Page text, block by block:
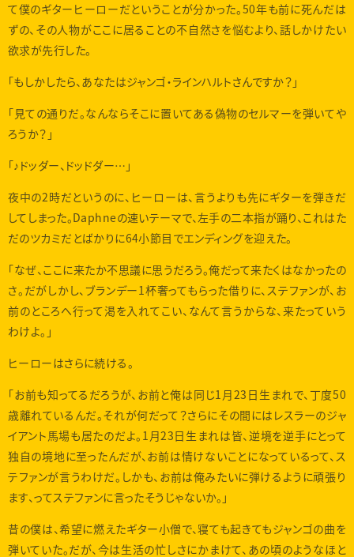
て僕のギターヒーローだということが分かった。50年も前に死んだは
ずの、その人物がここに居ることの不自然さを悩むより、話しかけたい
欲求が先行した。
「もしかしたら、あなたはジャンゴ・ラインハルトさんですか？」
「見ての通りだ。なんならそこに置いてある偽物のセルマーを弾いてや
ろうか？」
「♪ドッダー、ドッドダー…」
夜中の2時だというのに、ヒーローは、言うよりも先にギターを弾きだ
してしまった。Daphneの速いテーマで、左手の二本指が踊り、これはた
だのツカミだとばかりに64小節目でエンディングを迎えた。
「なぜ、ここに来たか不思議に思うだろう。俺だって来たくはなかったの
さ。だがしかし、ブランデー1杯奢ってもらった借りに、ステファンが、お
前のところへ行って渇を入れてこい、なんて言うからな、来たっていう
わけよ。」
ヒーローはさらに続ける。
「お前も知ってるだろうが、お前と俺は同じ1月23日生まれで、丁度50
歳離れているんだ。それが何だって？さらにその間にはレスラーのジャ
イアント馬場も居たのだよ。1月23日生まれは皆、逆境を逆手にとって
独自の境地に至ったんだが、お前は情けないことになっているって、ス
テファンが言うわけだ。しかも、お前は俺みたいに弾けるように頑張り
ます、ってステファンに言ったそうじゃないか。」
昔の僕は、希望に燃えたギター小僧で、寝ても起きてもジャンゴの曲を
弾いていた。だが、今は生活の忙しさにかまけて、あの頃のようなほと